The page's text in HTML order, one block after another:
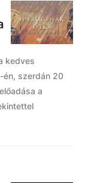
kedves
én, szerdán 20
a